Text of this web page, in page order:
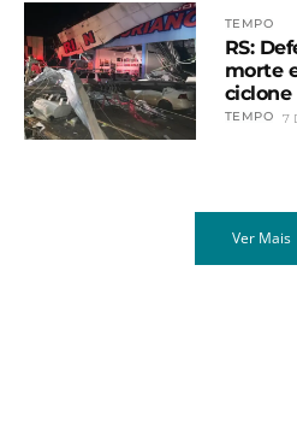
TEMPO
RS:
morte
TEMPO 7
Ver Mais